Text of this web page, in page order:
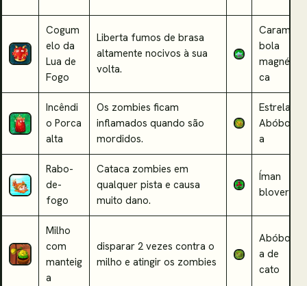
Cogum
elo da
Lua de
Fogo
Liberta fumos de brasa
altamente nocivos à sua
volta.
Caram
bola
magnéti
ca
Incêndi
o Porca
alta
Os zombies ficam
inflamados quando são
mordidos.
Estrela
Abóbor
a
Rabo-
de-
fogo
Cataca zombies em
qualquer pista e causa
muito dano.
Íman
blover
Milho
com
manteig
a
disparar 2 vezes contra o
milho e atingir os zombies
Abóbor
a de
cato